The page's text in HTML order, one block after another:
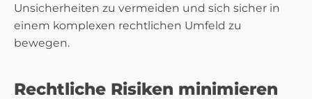
Unsicherheiten zu vermeiden und sich sicher in
einem komplexen rechtlichen Umfeld zu
bewegen.
Rechtliche Risiken minimieren